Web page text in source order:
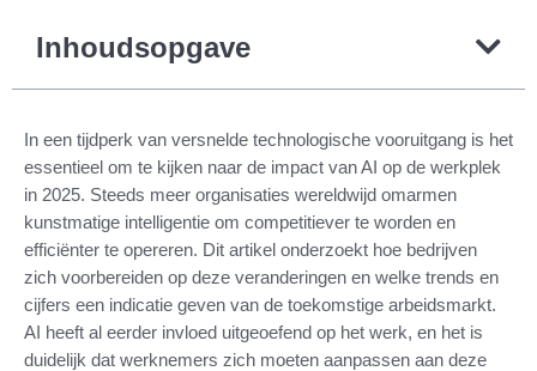
Inhoudsopgave
In een tijdperk van versnelde technologische vooruitgang is het
essentieel om te kijken naar de impact van AI op de werkplek
in 2025. Steeds meer organisaties wereldwijd omarmen
kunstmatige intelligentie om competitiever te worden en
efficiënter te opereren. Dit artikel onderzoekt hoe bedrijven
zich voorbereiden op deze veranderingen en welke trends en
cijfers een indicatie geven van de toekomstige arbeidsmarkt.
AI heeft al eerder invloed uitgeoefend op het werk, en het is
duidelijk dat werknemers zich moeten aanpassen aan deze